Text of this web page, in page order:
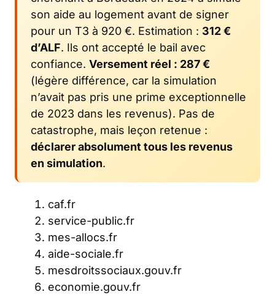
son aide au logement avant de signer
pour un T3 à 920 €. Estimation : 312 €
d’ALF. Ils ont accepté le bail avec
confiance. Versement réel : 287 €
(légère différence, car la simulation
n’avait pas pris une prime exceptionnelle
de 2023 dans les revenus). Pas de
catastrophe, mais leçon retenue :
déclarer absolument tous les revenus
en simulation.
caf.fr
service-public.fr
mes-allocs.fr
aide-sociale.fr
mesdroitssociaux.gouv.fr
economie.gouv.fr